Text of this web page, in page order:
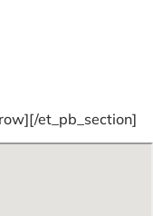
et_pb_section]